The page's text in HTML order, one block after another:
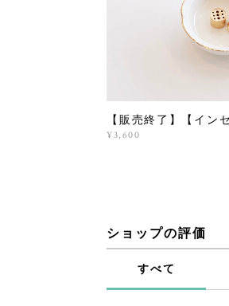
【販売終了】【イン
¥3,600
ショップの評価
すべて